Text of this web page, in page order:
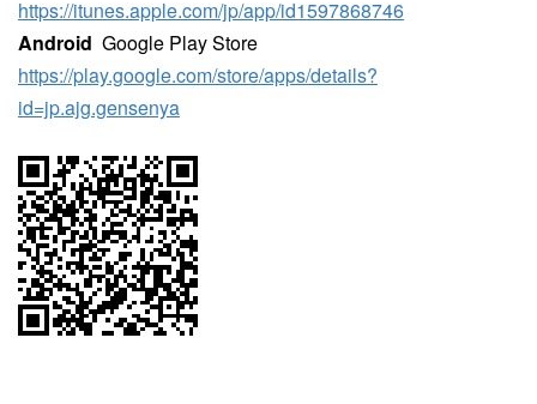
https://itunes.apple.com/jp/app/id1597868746
Android Google Play Store
https://play.google.com/store/apps/details?
id=jp.ajg.gensenya